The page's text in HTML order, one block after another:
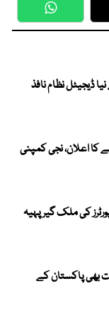
WhatsApp
نیا ڈیجیٹل نظام نافذ
بند کرنے کا اعلان، نجی کمپنی
کی ملک گیر پہیہ
بھی پاکستان کے